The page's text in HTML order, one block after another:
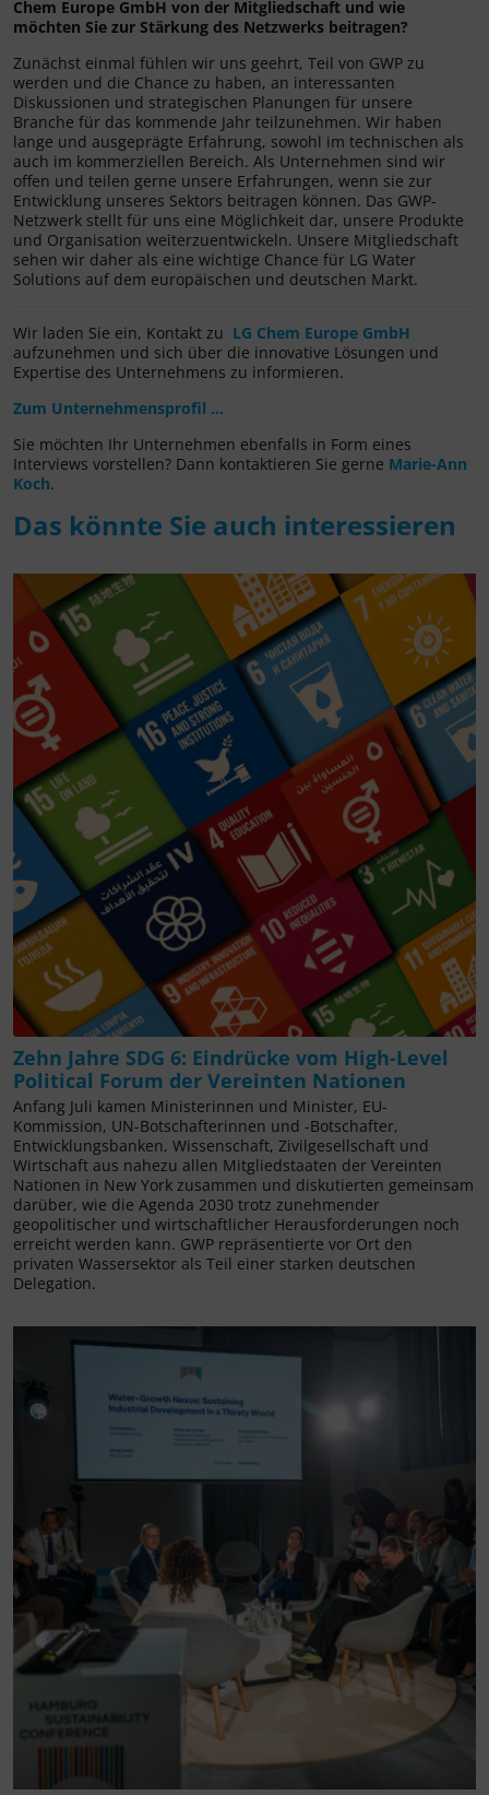
Chem Europe GmbH von der Mitgliedschaft und wie
möchten Sie zur Stärkung des Netzwerks beitragen?
Zunächst einmal fühlen wir uns geehrt, Teil von GWP zu
werden und die Chance zu haben, an interessanten
Diskussionen und strategischen Planungen für unsere
Branche für das kommende Jahr teilzunehmen. Wir haben
lange und ausgeprägte Erfahrung, sowohl im technischen als
auch im kommerziellen Bereich. Als Unternehmen sind wir
offen und teilen gerne unsere Erfahrungen, wenn sie zur
Entwicklung unseres Sektors beitragen können. Das GWP-
Netzwerk stellt für uns eine Möglichkeit dar, unsere Produkte
und Organisation weiterzuentwickeln. Unsere Mitgliedschaft
sehen wir daher als eine wichtige Chance für LG Water
Solutions auf dem europäischen und deutschen Markt.
Wir laden Sie ein, Kontakt zu LG Chem Europe GmbH
aufzunehmen und sich über die innovative Lösungen und
Expertise des Unternehmens zu informieren.
Zum Unternehmensprofil …
Sie möchten Ihr Unternehmen ebenfalls in Form eines
Interviews vorstellen? Dann kontaktieren Sie gerne Marie-Ann
Koch.
Das könnte Sie auch interessieren
Zehn Jahre SDG 6: Eindrücke vom High-Level
Political Forum der Vereinten Nationen
Anfang Juli kamen Ministerinnen und Minister, EU-
Kommission, UN-Botschafterinnen und -Botschafter,
Entwicklungsbanken, Wissenschaft, Zivilgesellschaft und
Wirtschaft aus nahezu allen Mitgliedstaaten der Vereinten
Nationen in New York zusammen und diskutierten gemeinsam
darüber, wie die Agenda 2030 trotz zunehmender
geopolitischer und wirtschaftlicher Herausforderungen noch
erreicht werden kann. GWP repräsentierte vor Ort den
privaten Wassersektor als Teil einer starken deutschen
Delegation.